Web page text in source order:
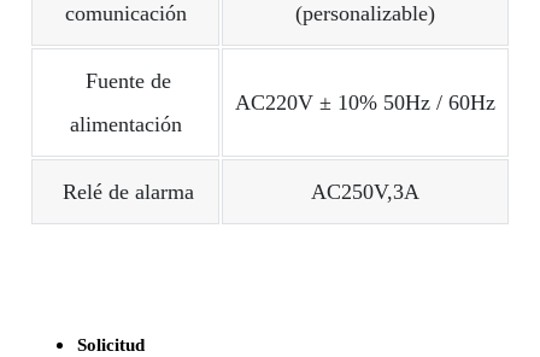
comunicación
(personalizable)
Fuente de
alimentación
AC220V ± 10% 50Hz / 60Hz
Relé de alarma AC250V,3A
Solicitud